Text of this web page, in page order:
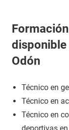
Odón
Técnico en
Técnico en
Técnico en